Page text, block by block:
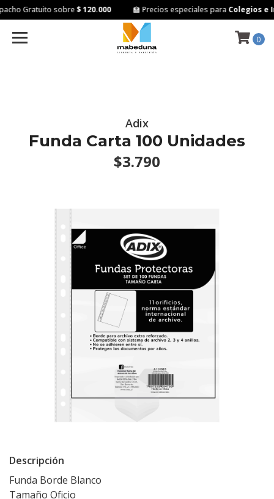
Gratuito sobre$ 120.000 🏫 Precios especiales paraColegios e
0
Adix
Funda Carta 100 Unidades
$3.790
Descripción
Funda Borde Blanco
Tamaño Oficio